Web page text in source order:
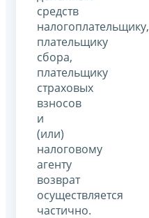
средств
налогоплательщику,
плательщику
сбора,
плательщику
страховых
взносов
и
(или)
налоговому
агенту
возврат
осуществляется
частично.